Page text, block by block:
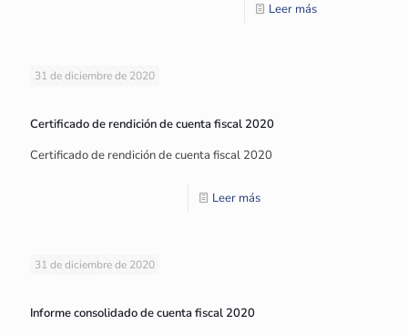
Leer más
31 de diciembre de 2020
Certificado de rendición de cuenta fiscal 2020
Certificado de rendición de cuenta fiscal 2020
Leer más
31 de diciembre de 2020
Informe consolidado de cuenta fiscal 2020